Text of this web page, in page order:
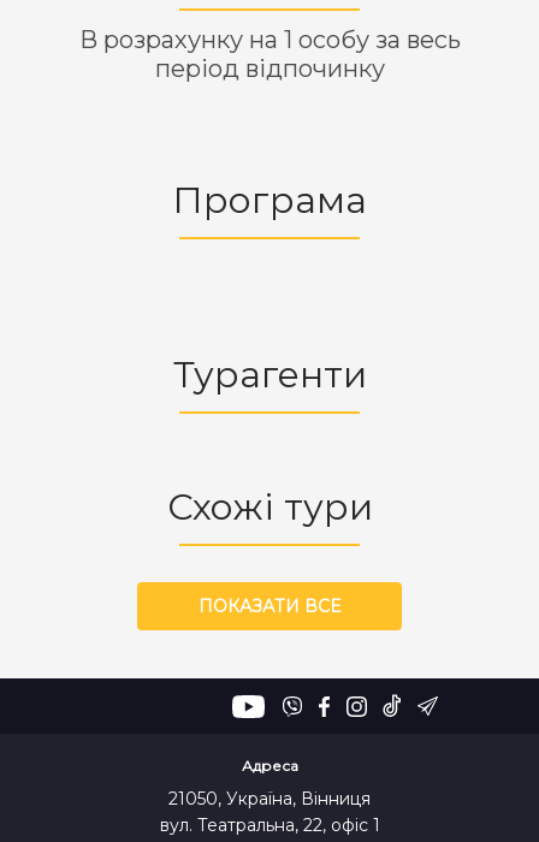
В розрахунку на 1 особу за весь
період відпочинку
Програма
Турагенти
Схожі тури
ПОКАЗАТИ ВСЕ
Адреса
21050, Україна, Вінниця
вул. Театральна, 22, офіс 1